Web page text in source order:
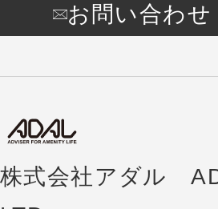
お問い合わせ
株式会社アダル